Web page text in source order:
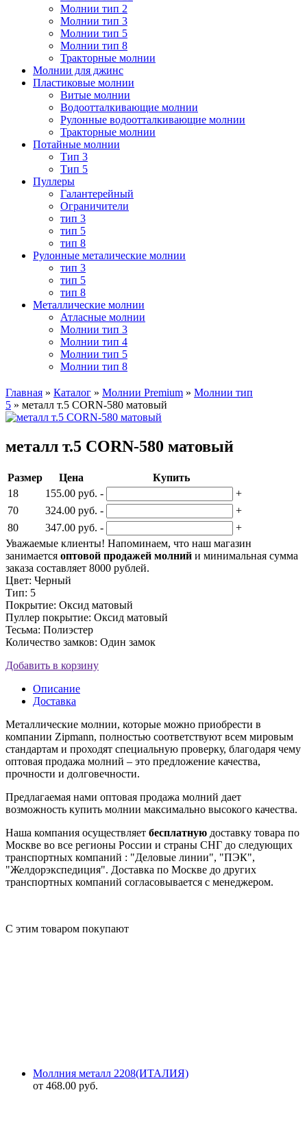
Молнии тип 2
Молнии тип 3
Молнии тип 5
Молнии тип 8
Тракторные молнии
Молнии для джинс
Пластиковые молнии
Витые молнии
Водоотталкивающие молнии
Рулонные водоотталкивающие молнии
Тракторные молнии
Потайные молнии
Тип 3
Тип 5
Пуллеры
Галантерейный
Ограничители
тип 3
тип 5
тип 8
Рулонные металические молнии
тип 3
тип 5
тип 8
Металлические молнии
Атласные молнии
Молнии тип 3
Молнии тип 4
Молнии тип 5
Молнии тип 8
Главная » Каталог » Молнии Premium » Молнии тип
5 » металл т.5 CORN-580 матовый
металл т.5 CORN-580 матовый
Размер Цена
Купить
18
155.00 руб. -
+
70
324.00 руб. -
+
80
347.00 руб. -
+
Уважаемые клиенты! Напоминаем, что наш магазин
занимается оптовой продажей молний и минимальная сумма
заказа составляет 8000 рублей.
Цвет: Черный
Тип: 5
Покрытие: Оксид матовый
Пуллер покрытие: Оксид матовый
Тесьма: Полиэстер
Количество замков: Один замок
Добавить в корзину
Описание
Доставка
Металлические молнии, которые можно приобрести в
компании Zipmann, полностью соответствуют всем мировым
стандартам и проходят специальную проверку, благодаря чему
оптовая продажа молний – это предложение качества,
прочности и долговечности.
Предлагаемая нами оптовая продажа молний дает
возможность купить молнии максимально высокого качества.
Наша компания осуществляет бесплатную доставку товара по
Москве во все регионы России и страны СНГ до следующих
транспортных компаний : "Деловые линии", "ПЭК",
"Желдорэкспедиция". Доставка по Москве до других
транспортных компаний согласовывается с менеджером.
С этим товаром покупают
Моллния металл 2208(ИТАЛИЯ)
от 468.00 руб.